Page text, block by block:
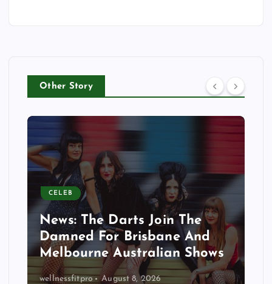
Other Story
CELEB
News: The Darts Join The
Damned For Brisbane And
Melbourne Australian Shows
wellnessfitpro August 8, 2026